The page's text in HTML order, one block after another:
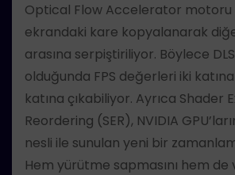
Optical Flow Accelerator motoru
ekrandaki kare kopyalanarak
arasına serpiştiriliyor. Böylece
olduğunda FPS değerleri iki
katına çıkabiliyor. Ayrıca Shader
Reordering (SER), NVIDIA
nesli ile sunulan yeni bir
Hem yürütme sapmasını hem de